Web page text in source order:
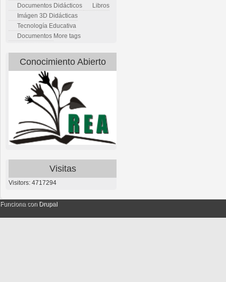
Documentos Didácticos
Libros
Imágen 3D Didácticas
Tecnología Educativa
Documentos More tags
Conocimiento Abierto
Visitas
Visitors: 4717294
Funciona con Drupal